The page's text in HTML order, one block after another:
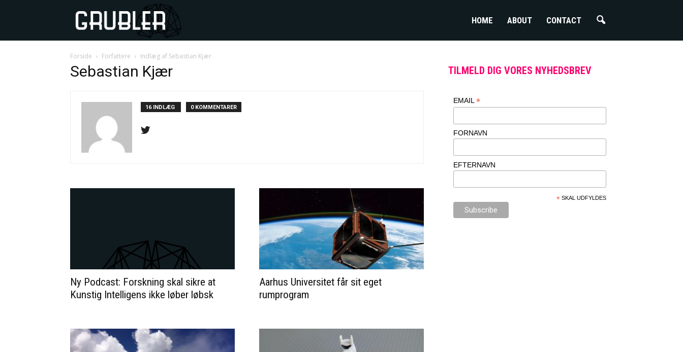
HOME ABOUT CONTACT
Forside Forfattere Indlæg af Sebastian Kjær
Sebastian Kjær
16 INDLÆG 0 KOMMENTARER
Ny Podcast: Forskning skal sikre at
Kunstig Intelligens ikke løber løbsk
Aarhus Universitet får sit eget
rumprogram
TILMELD DIG VORES NYHEDSBREV
EMAIL *
FORNAVN
EFTERNAVN
* SKAL UDFYLDES